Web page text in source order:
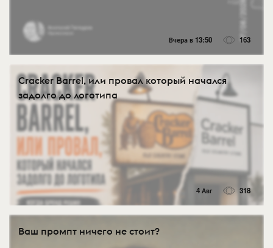
Вчера в 13:50 163
Cracker Barrel, или провал который начался
задолго до логотипа
4 Авг 318
Ваш промпт ничего не стоит?